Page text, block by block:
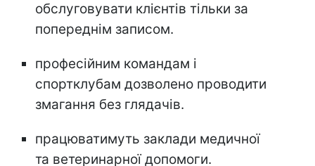
обслуговувати клієнтів тільки за
попереднім записом.
професійним командам і
спортклубам дозволено проводити
змагання без глядачів.
працюватимуть заклади медичної
та ветеринарної допомоги.